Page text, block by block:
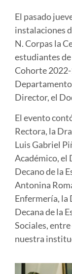
El pasado
instalaciones
N. Corpas la
estudiantes
Cohorte 2022-
Director, el
El evento
Rectora, la
Luis Gabriel
Académico, el
Decano de la
Antonina
Enfermería, la
Decana de la
Sociales,
nuestra